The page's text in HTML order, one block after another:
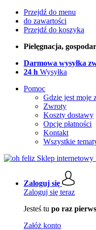
Przejdź do menu
do zawartości
Przejdź do koszyka
Pielęgnacja,
Darmowa wysyłka
24 h Wysyłka
Pomoc
Gdzie jest moje
Zwroty
Koszty dostawy
Opcje płatności
Kontakt
Wszystkie
Zaloguj się
Zaloguj się teraz
Jesteś tu po raz
Załóż konto